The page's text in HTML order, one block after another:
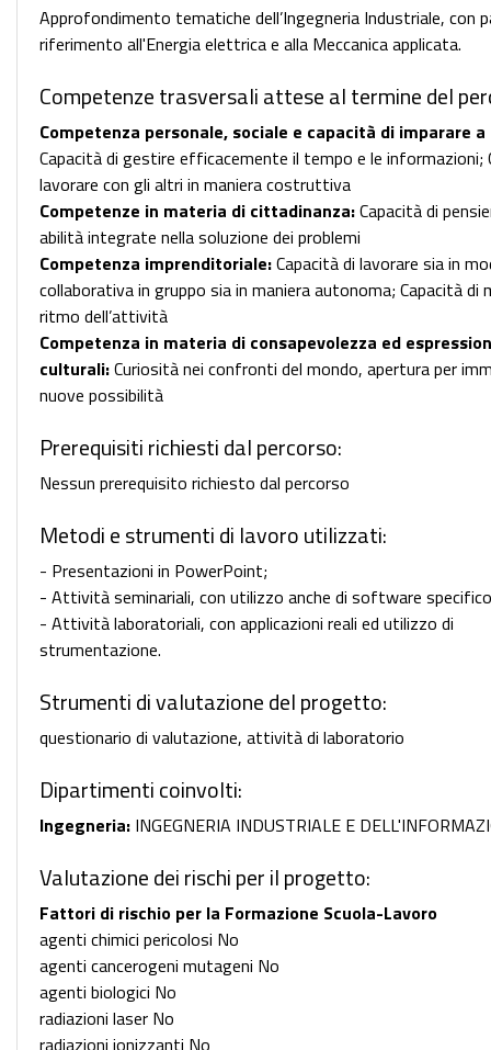
Approfondimento tematiche dell’Ingegneria Industriale, con
riferimento all'Energia elettrica e alla Meccanica applicata.
Competenze trasversali attese al termine del
Competenza personale, sociale e capacità di imparare
Capacità di gestire efficacemente il tempo e le informazioni;
lavorare con gli altri in maniera costruttiva
Competenze in materia di cittadinanza:Capacità di
abilità integrate nella soluzione dei problemi
Competenza imprenditoriale:Capacità di lavorare sia in
collaborativa in gruppo sia in maniera autonoma; Capacità di
ritmo dell’attività
Competenza in materia di consapevolezza ed
culturali:Curiosità nei confronti del mondo, apertura per
nuove possibilità
Prerequisiti richiesti dal percorso:
Nessun prerequisito richiesto dal percorso
Metodi e strumenti di lavoro utilizzati:
- Presentazioni in PowerPoint;
- Attività seminariali, con utilizzo anche di software
- Attività laboratoriali, con applicazioni reali ed utilizzo di
strumentazione.
Strumenti di valutazione del progetto:
questionario di valutazione, attività di laboratorio
Dipartimenti coinvolti:
Ingegneria: INGEGNERIA INDUSTRIALE E
Valutazione dei rischi per il progetto:
Fattori di rischio per la Formazione Scuola-Lavoro
agenti chimici pericolosi No
agenti cancerogeni mutageni No
agenti biologici No
radiazioni laser No
radiazioni ionizzanti No